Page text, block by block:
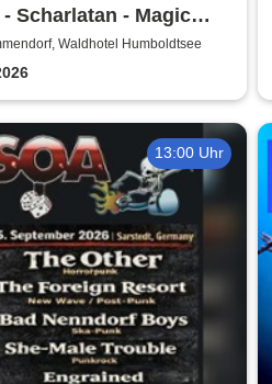
- Scharlatan - Magic
Dinner
Waldhotel Humboldtsee
13:00 Uhr